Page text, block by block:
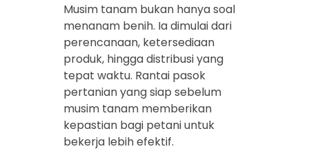
Musim tanam bukan hanya soal
menanam benih. Ia dimulai dari
perencanaan, ketersediaan
produk, hingga distribusi yang
tepat waktu. Rantai pasok
pertanian yang siap sebelum
musim tanam memberikan
kepastian bagi petani untuk
bekerja lebih efektif.